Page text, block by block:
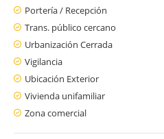
Portería / Recepción
Trans. público cercano
Urbanización Cerrada
Vigilancia
Ubicación Exterior
Vivienda unifamiliar
Zona comercial